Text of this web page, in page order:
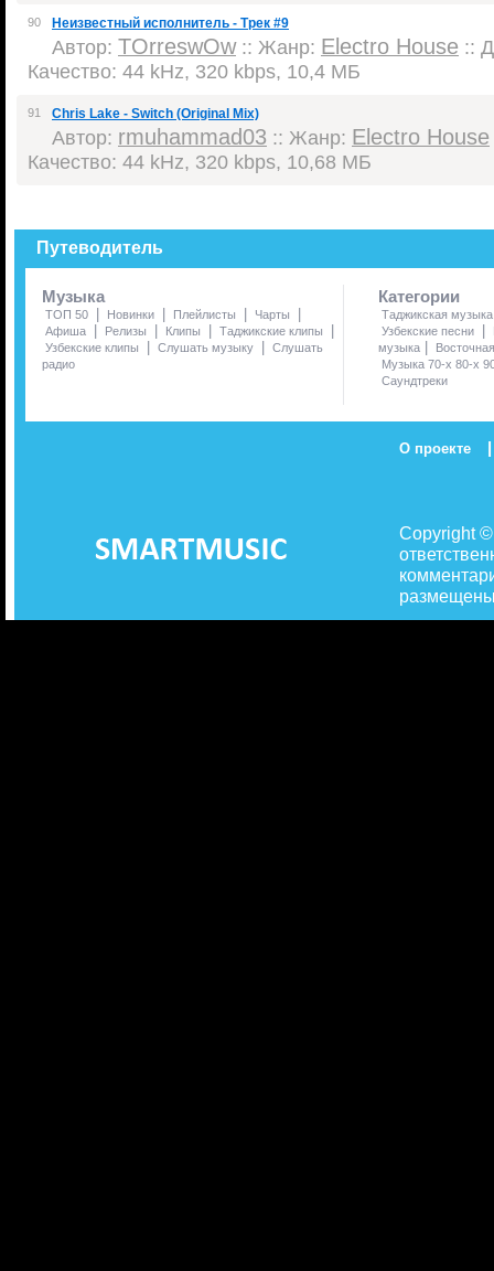
90 Неизвестный исполнитель - Трек #9
Автор: TOrreswOw:: Жанр: Electro House ::
Качество: 44 kHz, 320 kbps, 10,4 МБ
91 Chris Lake - Switch (Original Mix)
Автор: rmuhammad03 :: Жанр: Electro House
Качество: 44 kHz, 320 kbps, 10,68 МБ
Путеводитель
Музыка
ТОП 50 Новинки Плейлисты Чарты
Афиша Релизы Клипы Таджикские клипы
Узбекские клипы Слушать музыку
Слушать
радио
Категории
Таджикская музыка
Узбекские песни
музыка
Музыка 70-х 80-х
Саундтреки
О проекте |
Copyright
размещены